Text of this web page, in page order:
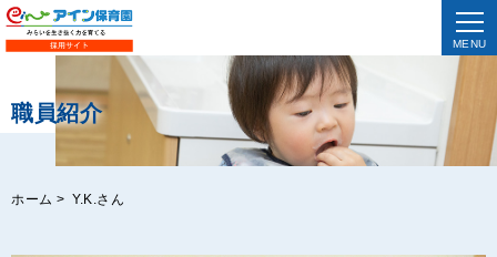
MENU
職員紹介
ホーム > Y.K.さん